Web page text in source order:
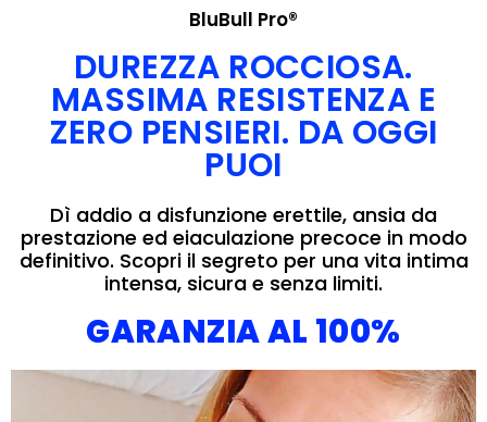
BluBull Pro®
DUREZZA ROCCIOSA.
MASSIMA RESISTENZA E
ZERO PENSIERI. DA OGGI
PUOI
Dì addio a disfunzione erettile, ansia da
prestazione ed eiaculazione precoce in modo
definitivo. Scopri il segreto per una vita intima
intensa, sicura e senza limiti.
GARANZIA AL 100%